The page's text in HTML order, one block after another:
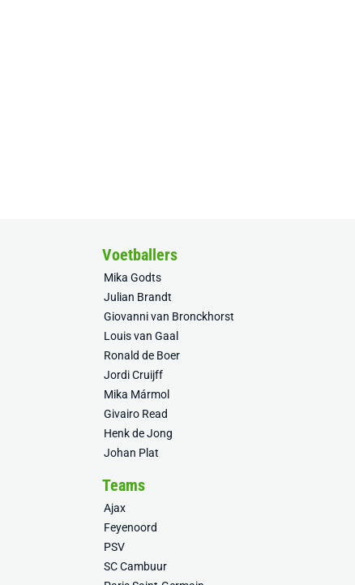
Voetballers
Mika Godts
Julian Brandt
Giovanni van Bronckhorst
Louis van Gaal
Ronald de Boer
Jordi Cruijff
Mika Mármol
Givairo Read
Henk de Jong
Johan Plat
Teams
Ajax
Feyenoord
PSV
SC Cambuur